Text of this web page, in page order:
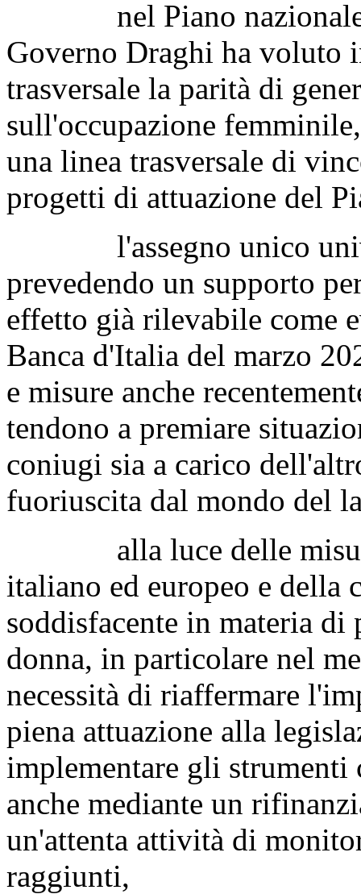
nel Piano nazionale
Governo Draghi ha voluto
trasversale la parità di
sull'occupazione
una linea trasversale di
progetti di attuazione del
l'assegno unico
prevedendo un supporto
effetto già rilevabile come
Banca d'Italia del marzo
e misure anche
tendono a premiare
coniugi sia a carico
fuoriuscita dal mondo del
alla luce delle misure
italiano ed europeo e della
soddisfacente in materia di
donna, in particolare nel
necessità di riaffermare
piena attuazione alla
implementare gli
anche mediante un
un'attenta attività di
raggiunti,